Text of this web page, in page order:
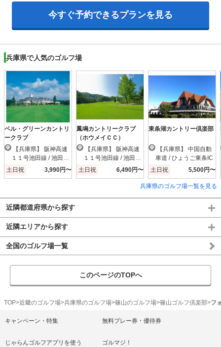
今すぐ予約できるプランを見る
兵庫県で人気のゴルフ場
ベル・グリーンカントリ
ークラブ
１１号池田線 / 池田木
部IC
土日祝 3,990円〜
鳳鳴カントリークラブ
（ホウメイＣＣ）
１１号池田線 / 池田木
部IC
土日祝 6,490円〜
東条湖カントリー倶楽部
車道 / ひょうご東条IC
土日祝
5,500円〜
兵庫県のゴルフ場一覧を見る
近隣都道府県から探す
近隣エリアから探す
全国のゴルフ場一覧
このページのTOPへ
TOP 近畿のゴルフ場 兵庫県のゴルフ場 篠山のゴルフ場 篠山ゴルフ倶楽部 フ
キャンペーン・特集 無料プレー券・優待券
じゃらんゴルフアプリを使う ゴルマジ！